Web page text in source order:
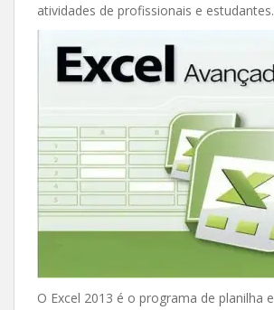
atividades de profissionais e estudantes.
O Excel 2013 é o programa de planilha